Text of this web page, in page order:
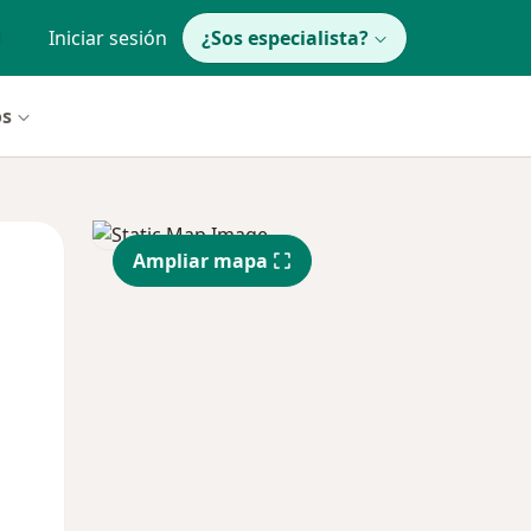
Iniciar sesión ¿Sos especialista?
Mar
11 Ago
Mié
12 Ago
Ampliar mapa